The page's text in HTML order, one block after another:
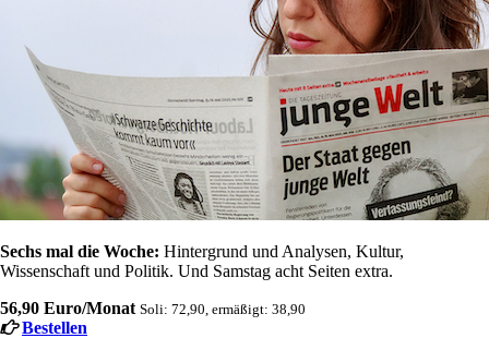
Sechs mal die Woche: Hintergrund und Analysen, Kultur,
Wissenschaft und Politik. Und Samstag acht Seiten extra.
56,90 Euro/Monat Soli: 72,90, ermäßigt: 38,90
Bestellen